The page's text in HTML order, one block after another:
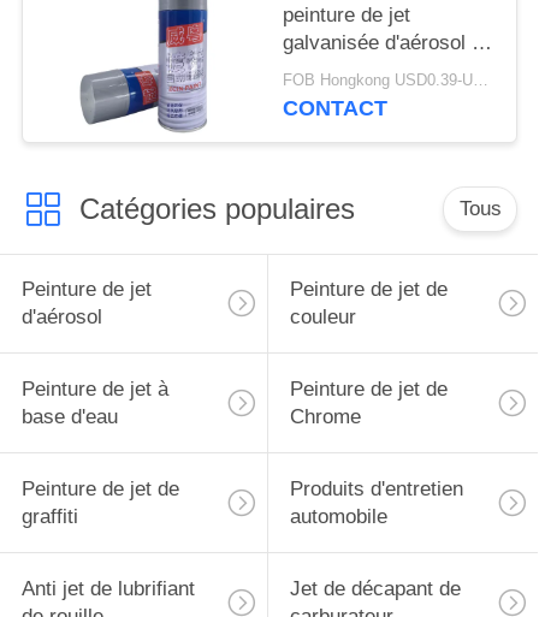
peinture de jet
galvanisée d'aérosol de
zinc
FOB Hongkong USD0.39-USD0.59 per piece MOQ:12000pcs/500ctns
CONTACT
Catégories populaires Tous
Peinture de jet
d'aérosol
Peinture de jet de
couleur
Peinture de jet à
base d'eau
Peinture de jet de
Chrome
Peinture de jet de
graffiti
Produits d'entretien
automobile
Anti jet de lubrifiant
Jet de décapant de